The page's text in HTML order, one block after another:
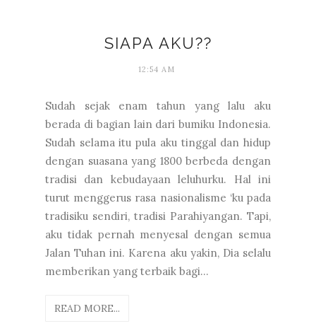
SIAPA AKU??
12:54 AM
Sudah sejak enam tahun yang lalu aku
berada di bagian lain dari bumiku Indonesia.
Sudah selama itu pula aku tinggal dan hidup
dengan suasana yang 1800 berbeda dengan
tradisi dan kebudayaan leluhurku. Hal ini
turut menggerus rasa nasionalisme ‘ku pada
tradisiku sendiri, tradisi Parahiyangan. Tapi,
aku tidak pernah menyesal dengan semua
Jalan Tuhan ini. Karena aku yakin, Dia selalu
memberikan yang terbaik bagi...
READ MORE...